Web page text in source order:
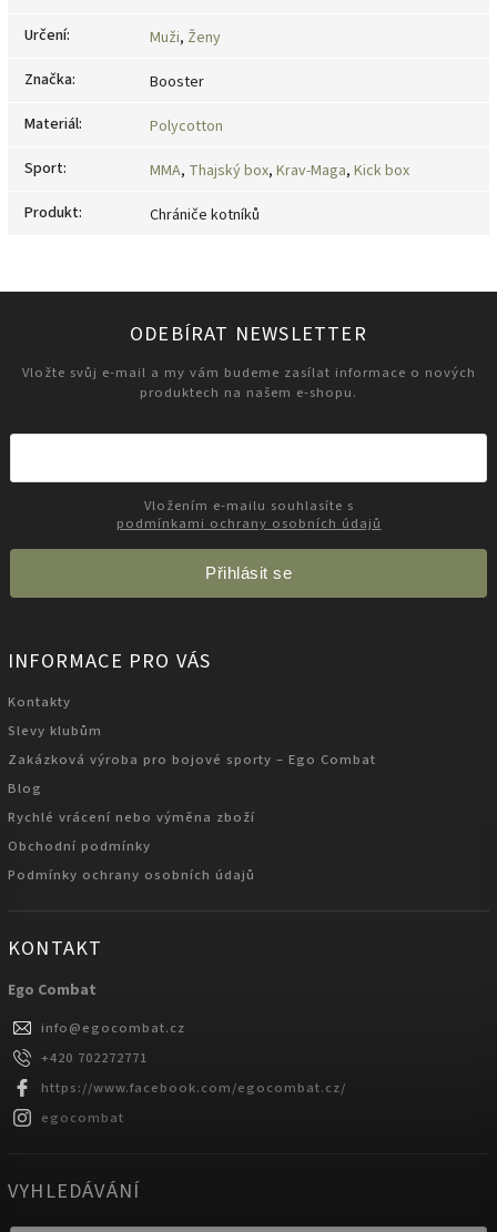
Určení: Muži, Ženy
Značka:
Booster
Materiál:
Polycotton
Sport: MMA, Thajský box, Krav-Maga, Kick box
Produkt: Chrániče kotníků
ODEBÍRAT NEWSLETTER
Vložte svůj e-mail a my vám budeme zasílat informace o nových
produktech na našem e-shopu.
podmínkami ochrany osobních údajů
Přihlásit se
INFORMACE PRO VÁS
Kontakty
Slevy klubům
Zakázková výroba pro bojové sporty – Ego Combat
Blog
Rychlé vrácení nebo výměna zboží
Obchodní podmínky
Podmínky ochrany osobních údajů
KONTAKT
Ego Combat
info@egocombat.cz
+420 702272771
https://www.facebook.com/egocombat.cz/
egocombat
VYHLEDÁVÁNÍ